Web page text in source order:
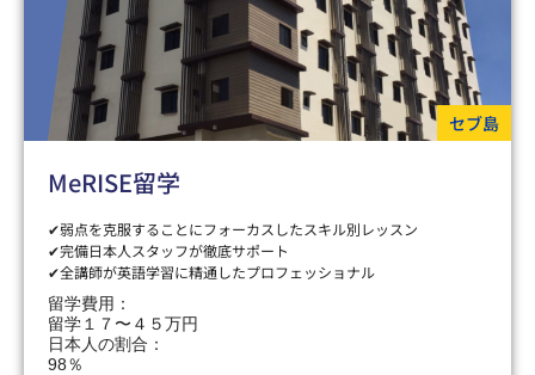
セブ島
MeRISE留学
✔弱点を克服することにフォーカスしたスキル別レッスン
✔完備日本人スタッフが徹底サポート
✔全講師が英語学習に精通したプロフェッショナル
留学費用：
留学１７〜４５万円
日本人の割合：
98％